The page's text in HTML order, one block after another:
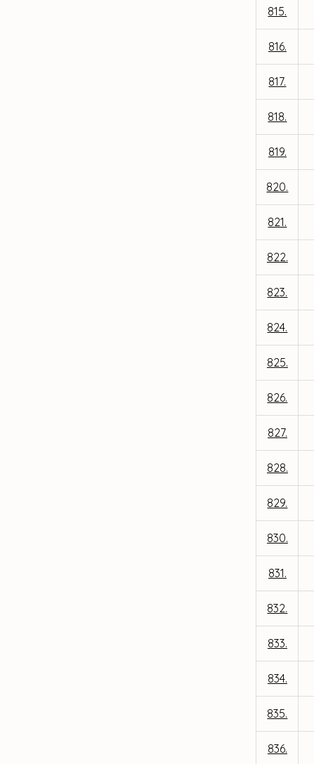
815.
816.
817.
818.
819.
820.
821.
822.
823.
824.
825.
826.
827.
828.
829.
830.
831.
832.
833.
834.
835.
836.